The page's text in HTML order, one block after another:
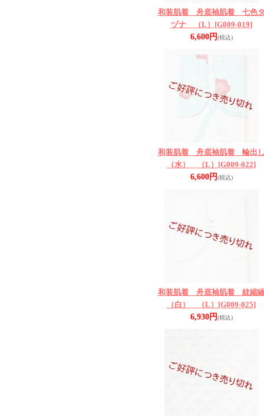
和装肌着 舟底袖肌着 七色
ヅナ （L） [G009-019]
6,600円(税込)
和装肌着 舟底袖肌着 輪出
（水） （L） [G009-022]
6,600円(税込)
和装肌着 舟底袖肌着 紋縮
（白） （L） [G009-025]
6,930円(税込)